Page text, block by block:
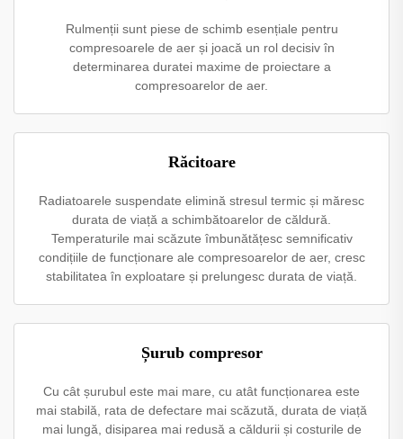
Rulmenții sunt piese de schimb esențiale pentru
compresoarele de aer și joacă un rol decisiv în
determinarea duratei maxime de proiectare a
compresoarelor de aer.
Răcitoare
Radiatoarele suspendate elimină stresul termic și măresc
durata de viață a schimbătoarelor de căldură.
Temperaturile mai scăzute îmbunătățesc semnificativ
condițiile de funcționare ale compresoarelor de aer, cresc
stabilitatea în exploatare și prelungesc durata de viață.
Șurub compresor
Cu cât șurubul este mai mare, cu atât funcționarea este
mai stabilă, rata de defectare mai scăzută, durata de viață
mai lungă, disiparea mai redusă a căldurii și costurile de